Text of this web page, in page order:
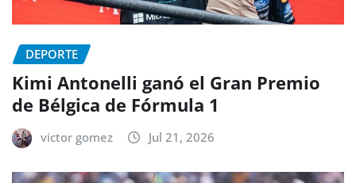
DEPORTE
Kimi Antonelli ganó el Gran Premio
de Bélgica de Fórmula 1
victor gomez Jul 21, 2026